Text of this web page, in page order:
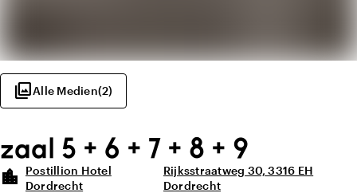
photo_libraryAlle Medien(2)
zaal 5 + 6 + 7 + 8 + 9
location_city
Postillion Hotel
Dordrecht
Rijksstraatweg 30, 3316 EH
Dordrecht